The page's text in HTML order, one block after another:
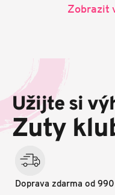
Zobrazit
a
í
Užijte si
Zuty
Doprava zdarma od